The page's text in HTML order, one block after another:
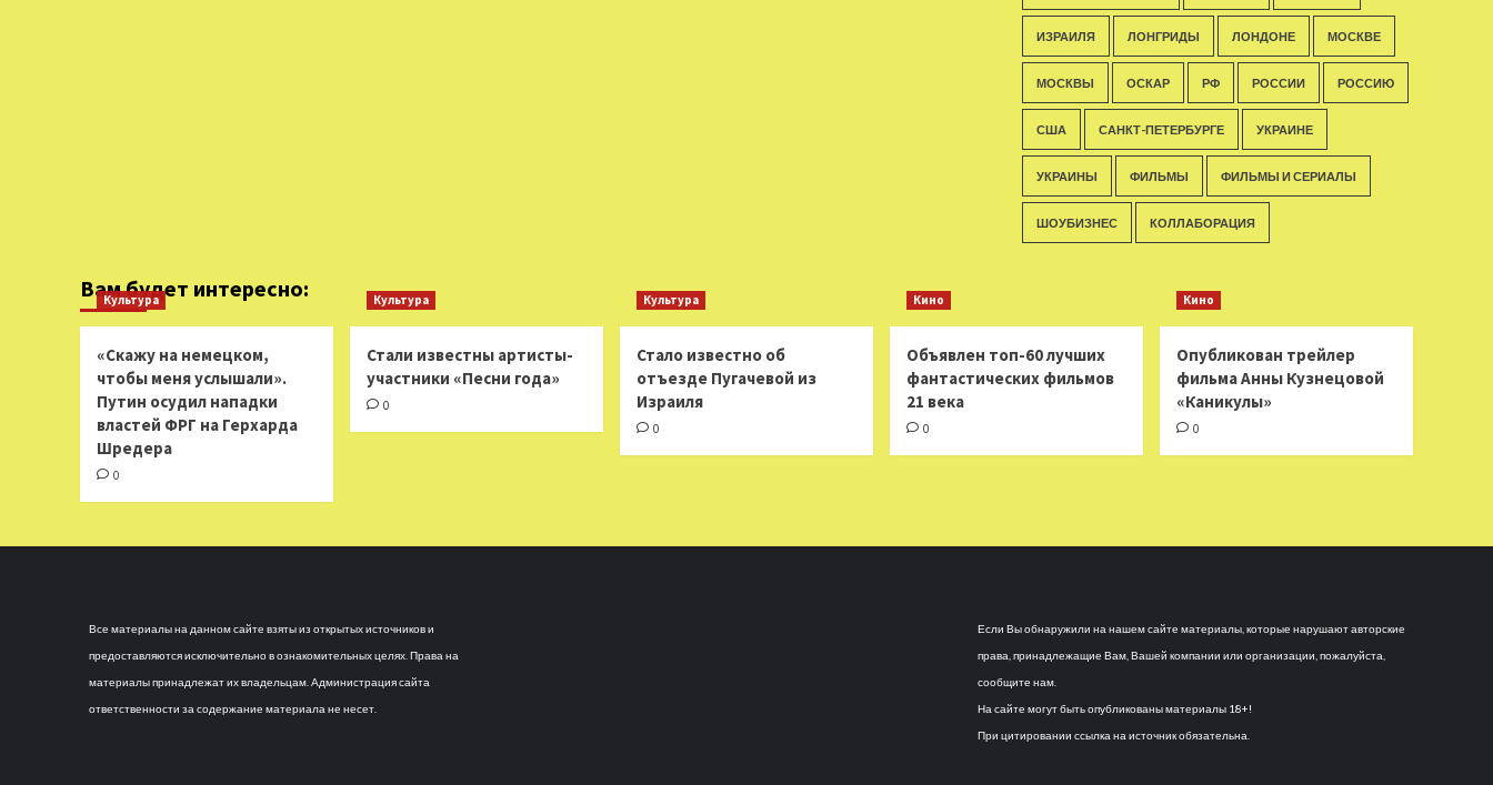
ИЗРАИЛЯ ЛОНГРИДЫ ЛОНДОНЕ МОСКВЕ
МОСКВЫ ОСКАР РФ РОССИИ РОССИЮ
США САНКТ-ПЕТЕРБУРГЕ УКРАИНЕ
УКРАИНЫ ФИЛЬМЫ ФИЛЬМЫ И СЕРИАЛЫ
ШОУБИЗНЕС КОЛЛАБОРАЦИЯ
Вам будет интересно:
Культура
«Скажу на немецком,
чтобы меня услышали».
Путин осудил нападки
властей ФРГ на Герхарда
Шредера
0
Культура
Стали известны артисты-
участники «Песни года»
0
Культура
Стало известно об
отъезде Пугачевой из
Израиля
0
Кино
Объявлен топ-60 лучших
фантастических фильмов
21 века
0
Кино
Опубликован трейлер
фильма Анны Кузнецовой
«Каникулы»
0
Все материалы на данном сайте взяты из открытых источников и
предоставляются исключительно в ознакомительных целях. Права на
материалы принадлежат их владельцам. Администрация сайта
ответственности за содержание материала не несет.
Если Вы обнаружили на нашем сайте материалы, которые нарушают авторские
права, принадлежащие Вам, Вашей компании или организации, пожалуйста,
сообщите нам.
На сайте могут быть опубликованы материалы 18+!
При цитировании ссылка на источник обязательна.